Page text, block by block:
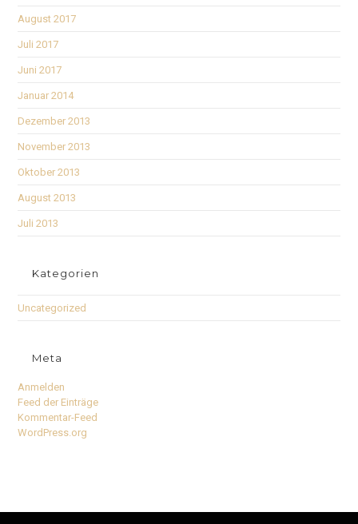
August 2017
Juli 2017
Juni 2017
Januar 2014
Dezember 2013
November 2013
Oktober 2013
August 2013
Juli 2013
Kategorien
Uncategorized
Meta
Anmelden
Feed der Einträge
Kommentar-Feed
WordPress.org